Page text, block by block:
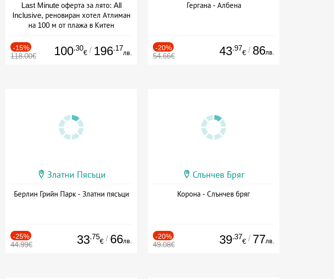
Last Minute оферта за лято: All
Inclusive, реновиран хотел Атлиман
на 100 м от плажа в Китен
-15%
118.00€ 100.30
€ / 196.17
лв.
Гергана - Албена
-20%
54.66€ 43.97
€ / 86лв.
Златни Пясъци
Берлин Грийн Парк - Златни пясъци
-25%
44.99€ 33.75
€ / 66лв.
Слънчев Бряг
Корона - Слънчев бряг
-20%
49.08€ 39.37
€ / 77лв.